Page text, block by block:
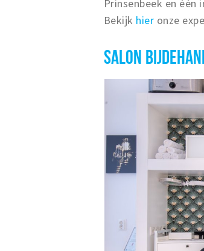
Prinsenbeek en
Bekijk hier onze
SALON